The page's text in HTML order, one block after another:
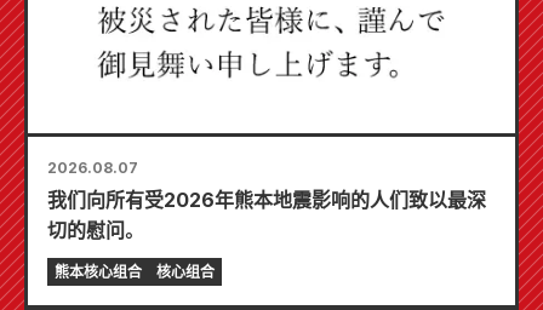
2026.08.07
我们向所有受2026年熊本地震影响的人们致以最深
切的慰问。
熊本核心组合 核心组合